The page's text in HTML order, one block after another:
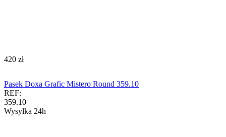
‍420‍ zł
Pasek Doxa Grafic Mistero Round 359.10
REF:
359.10
Wysyłka 24h